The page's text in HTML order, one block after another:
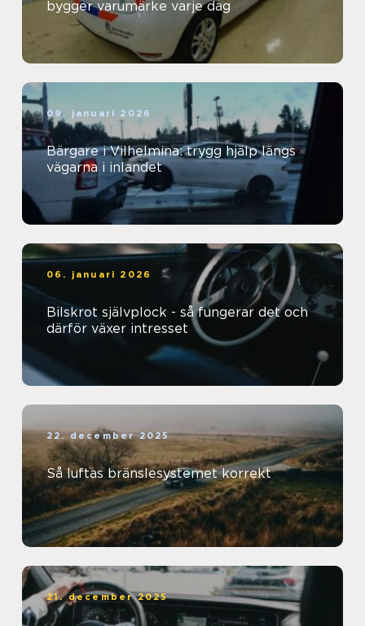
bygger varumärke varje dag
09. januari 2026
Bärgare i Vilhelmina: trygg hjälp längs
vägarna i inlandet
06. januari 2026
Bilskrot självplock - så fungerar det och
därför växer intresset
22. december 2025
Så luftas bränslesystemet korrekt
21. december 2025